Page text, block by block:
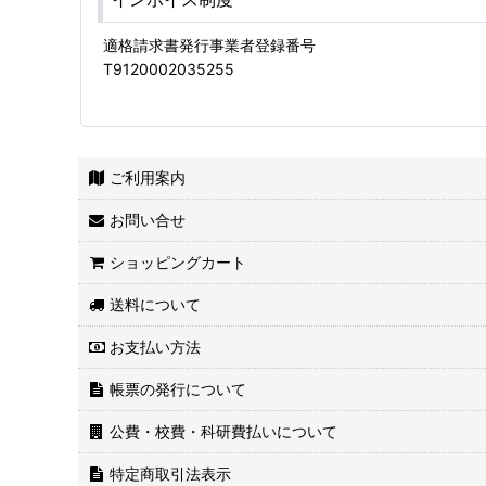
適格請求書発行事業者登録番号
T9120002035255
ご利用案内
お問い合せ
ショッピングカート
送料について
お支払い方法
帳票の発行について
公費・校費・科研費払いについて
特定商取引法表示